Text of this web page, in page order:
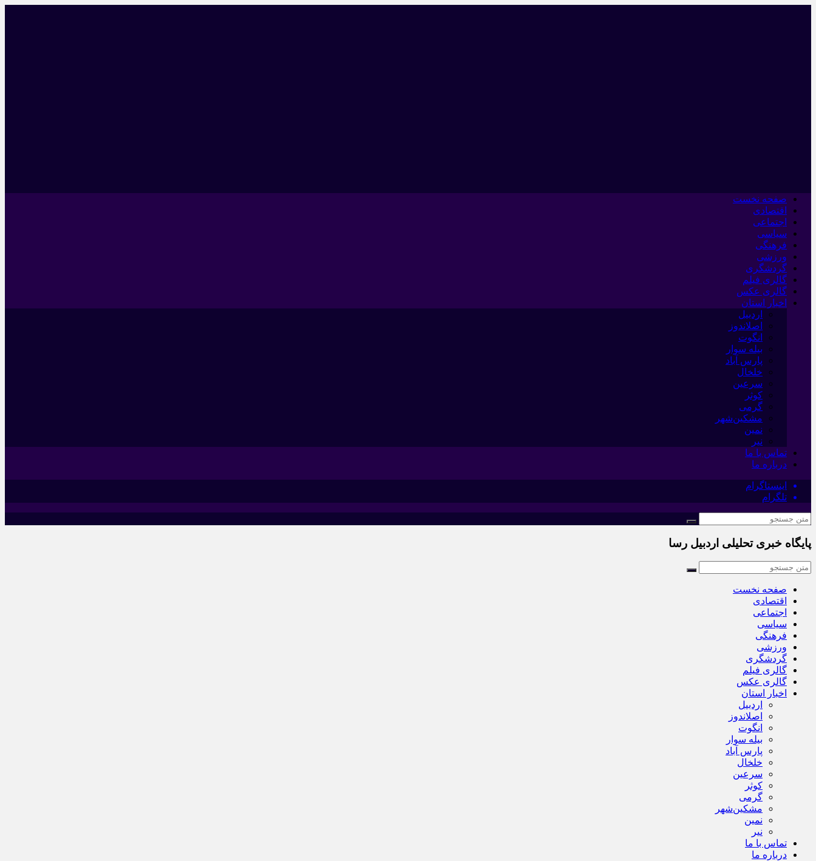
صفحه نخست
اقتصادی
اجتماعی
سیاسی
فرهنگی
ورزشی
گردشگری
گالری فیلم
گالری عکس
اخبار استان
اردبیل
اصلاندوز
انگوت
بیله سوار
پارس آباد
خلخال
سرعین
کوثر
گرمی
مشکین‌شهر
نمین
نیر
تماس با ما
درباره ما
اینستاگرام
تلگرام
پایگاه خبری تحلیلی اردبیل رسا
صفحه نخست
اقتصادی
اجتماعی
سیاسی
فرهنگی
ورزشی
گردشگری
گالری فیلم
گالری عکس
اخبار استان
اردبیل
اصلاندوز
انگوت
بیله سوار
پارس آباد
خلخال
سرعین
کوثر
گرمی
مشکین‌شهر
نمین
نیر
تماس با ما
درباره ما